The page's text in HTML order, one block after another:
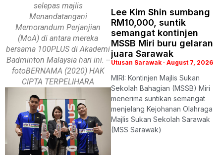
selepas majlis
Menandatangani
Memorandum Perjanjian
(MoA) di antara mereka
bersama 100PLUS di Akademi
Badminton Malaysia hari ini. --
fotoBERNAMA (2020) HAK
CIPTA TERPELIHARA
Lee Kim Shin sumbang
RM10,000, suntik
semangat kontinjen
MSSB Miri buru gelaran
juara Sarawak
Utusan Sarawak August 7, 2026
MIRI: Kontinjen Majlis Sukan
Sekolah Bahagian (MSSB) Miri
menerima suntikan semangat
menjelang Kejohanan Olahraga
Majlis Sukan Sekolah Sarawak
(MSS Sarawak)